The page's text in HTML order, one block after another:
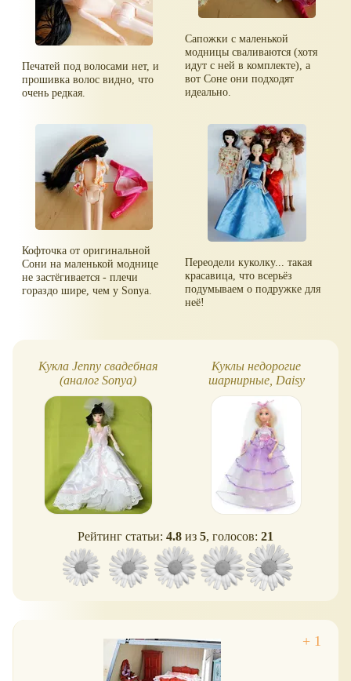
Печатей под волосами нет, и
прошивка волос видно, что
очень редкая.
Сапожки с маленькой
модницы сваливаются (хотя
идут с ней в комплекте), а
вот Соне они подходят
идеально.
Кофточка от оригинальной
Сони на маленькой моднице
не застёгивается - плечи
гораздо шире, чем у Sonya.
Переодели куколку... такая
красавица, что всерьёз
подумываем о подружке для
неё!
Кукла Jenny свадебная
(аналог Sonya)
Куклы недорогие
шарнирные, Daisy
Рейтинг статьи: 4.8 из 5, голосов: 21